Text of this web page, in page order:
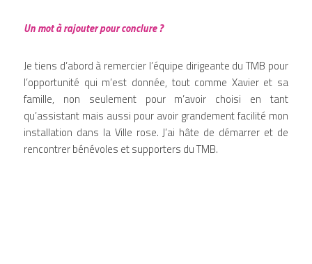
Un mot à rajouter pour conclure ?
Je tiens d’abord à remercier l’équipe dirigeante du TMB pour
l’opportunité qui m’est donnée, tout comme Xavier et sa
famille, non seulement pour m’avoir choisi en tant
qu’assistant mais aussi pour avoir grandement facilité mon
installation dans la Ville rose. J’ai hâte de démarrer et de
rencontrer bénévoles et supporters du TMB.